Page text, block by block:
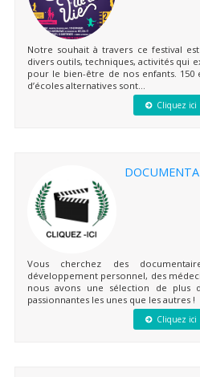
Notre souhait à travers ce festival
divers outils, techniques, activités qui
pour le bien-être de nos enfants. 150
d’écoles alternatives sont...
Cliquez ici
Vous cherchez des
développement personnel, des
nous avons une sélection de plus
passionnantes les unes que les autres !
Cliquez ici